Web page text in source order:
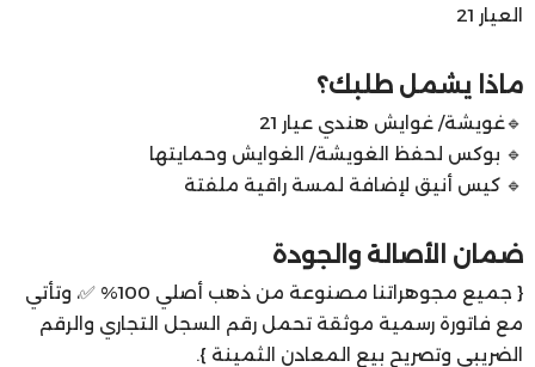
العيار 21
ماذا يشمل طلبك؟
🔹غويشة/ غوايش هندي عيار 21
🔹 بوكس لحفظ الغويشة/ الغوايش وحمايتها
🔹 كيس أنيق لإضافة لمسة راقية ملفتة
ضمان الأصالة والجودة
{
جميع مجوهراتنا مصنوعة من ذهب أصلي 100% ✅، وتأتي
مع فاتورة رسمية موثقة تحمل رقم السجل التجاري والرقم
الضريبي وتصريح بيع المعادن الثمينة }.